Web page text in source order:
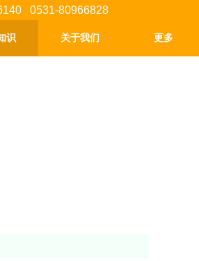
0531-80966828
识 关于我们 更多